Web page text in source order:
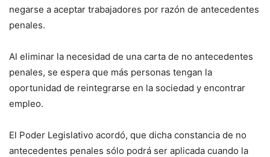
negarse a aceptar trabajadores por razón de antecedentes
penales.
Al eliminar la necesidad de una carta de no antecedentes
penales, se espera que más personas tengan la
oportunidad de reintegrarse en la sociedad y encontrar
empleo.
El Poder Legislativo acordó, que dicha constancia de no
antecedentes penales sólo podrá ser aplicada cuando la